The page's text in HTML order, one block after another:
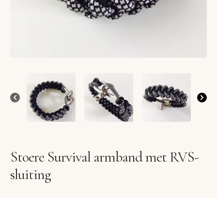
Stoere Survival armband met RVS-
sluiting